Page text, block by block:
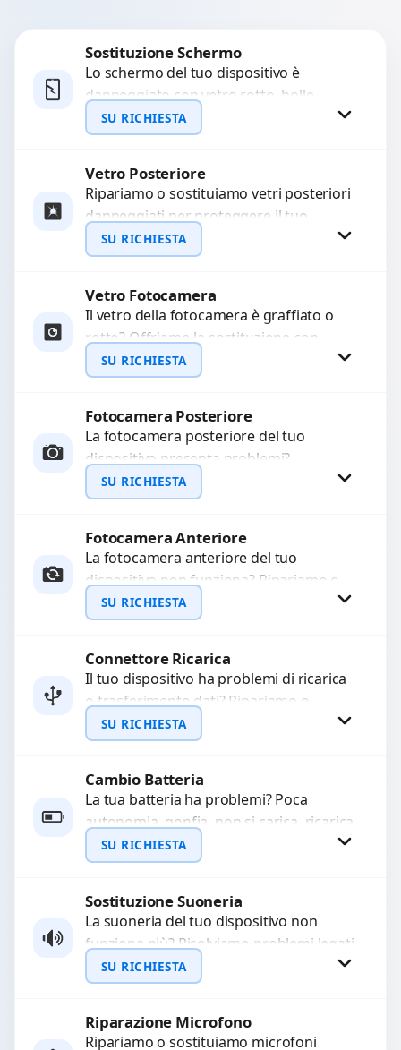
Sostituzione Schermo
Lo schermo del tuo dispositivo è
danneggiato con vetro rotto, bolle,
macchie, schermo nero o pixel morti?
Sostituiamo schermi completi...
SU RICHIESTA
Richiedi Preventivo
WhatsApp
Vetro Posteriore
Ripariamo o sostituiamo vetri posteriori
danneggiati per proteggere il tuo
dispositivo e ripristinare l’estetica
originale. Utilizziamo ricambi di alta
SU RICHIESTA
Richiedi Preventivo
WhatsApp
Vetro Fotocamera
Il vetro della fotocamera è graffiato o
rotto? Offriamo la sostituzione con
ricambi di alta qualità garantiti per 3
mesi....
SU RICHIESTA
Richiedi Preventivo
WhatsApp
Fotocamera Posteriore
La fotocamera posteriore del tuo
dispositivo presenta problemi?
Interveniamo per risolvere guasti come
immagini sfocate, messa a fuoco non
SU RICHIESTA
Richiedi Preventivo
WhatsApp
Fotocamera Anteriore
La fotocamera anteriore del tuo
dispositivo non funziona? Ripariamo o
sostituiamo fotocamere guaste con
problemi come immagini sfocate, messa
SU RICHIESTA
Richiedi Preventivo
WhatsApp
Connettore Ricarica
Il tuo dispositivo ha problemi di ricarica
o trasferimento dati? Ripariamo o
sostituiamo connettori di ricarica guasti,
rotti, allentati, danneggiati,...
SU RICHIESTA
Richiedi Preventivo
WhatsApp
Cambio Batteria
La tua batteria ha problemi? Poca
autonomia, gonfia, non si carica, ricarica
lenta o cicli di ricarica esauriti?
Sostituiamo la...
SU RICHIESTA
Richiedi Preventivo
WhatsApp
Sostituzione Suoneria
La suoneria del tuo dispositivo non
funziona più? Risolviamo problemi legati
a moduli audio difettosi con interventi
precisi e componenti...
SU RICHIESTA
Richiedi Preventivo
Riparazione Microfono
Ripariamo o sostituiamo microfoni